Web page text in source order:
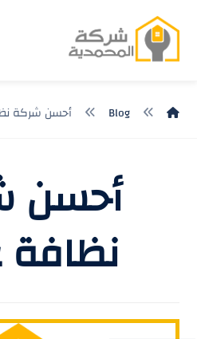
Blog أحسن شركة
أحسن